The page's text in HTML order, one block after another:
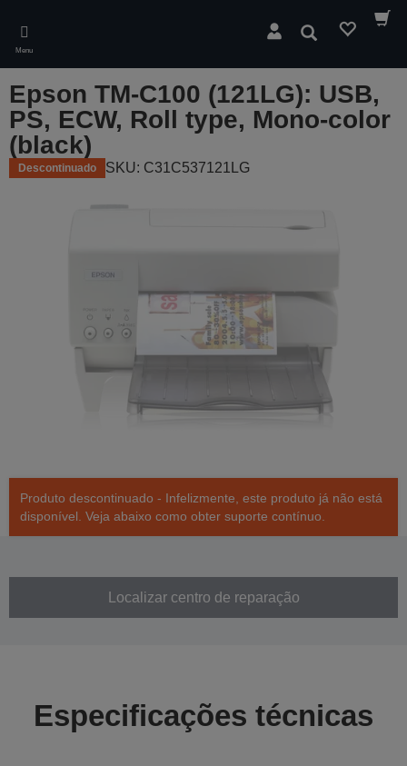
main
content
Menu
Pesquisar
Epson TM-C100 (121LG): USB,
PS, ECW, Roll type, Mono-color
(black)
Descontinuado SKU: C31C537121LG
Produto descontinuado - Infelizmente, este produto já não está
disponível. Veja abaixo como obter suporte contínuo.
Localizar centro de reparação
Especificações técnicas